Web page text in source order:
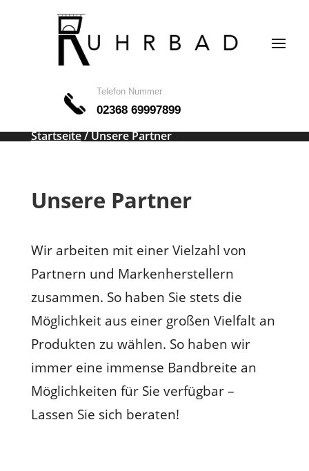
Telefon Nummer
02368 69997899
Startseite/ Unsere Partner
Unsere Partner
Wir arbeiten mit einer Vielzahl von
Partnern und Markenherstellern
zusammen. So haben Sie stets die
Möglichkeit aus einer großen Vielfalt an
Produkten zu wählen. So haben wir
immer eine immense Bandbreite an
Möglichkeiten für Sie verfügbar –
Lassen Sie sich beraten!